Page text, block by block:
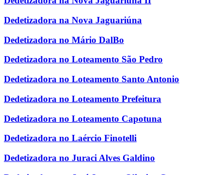
Dedetizadora na Nova Jaguariúna
Dedetizadora no Mário DalBo
Dedetizadora no Loteamento São Pedro
Dedetizadora no Loteamento Santo Antonio
Dedetizadora no Loteamento Prefeitura
Dedetizadora no Loteamento Capotuna
Dedetizadora no Laércio Finotelli
Dedetizadora no Juraci Alves Galdino